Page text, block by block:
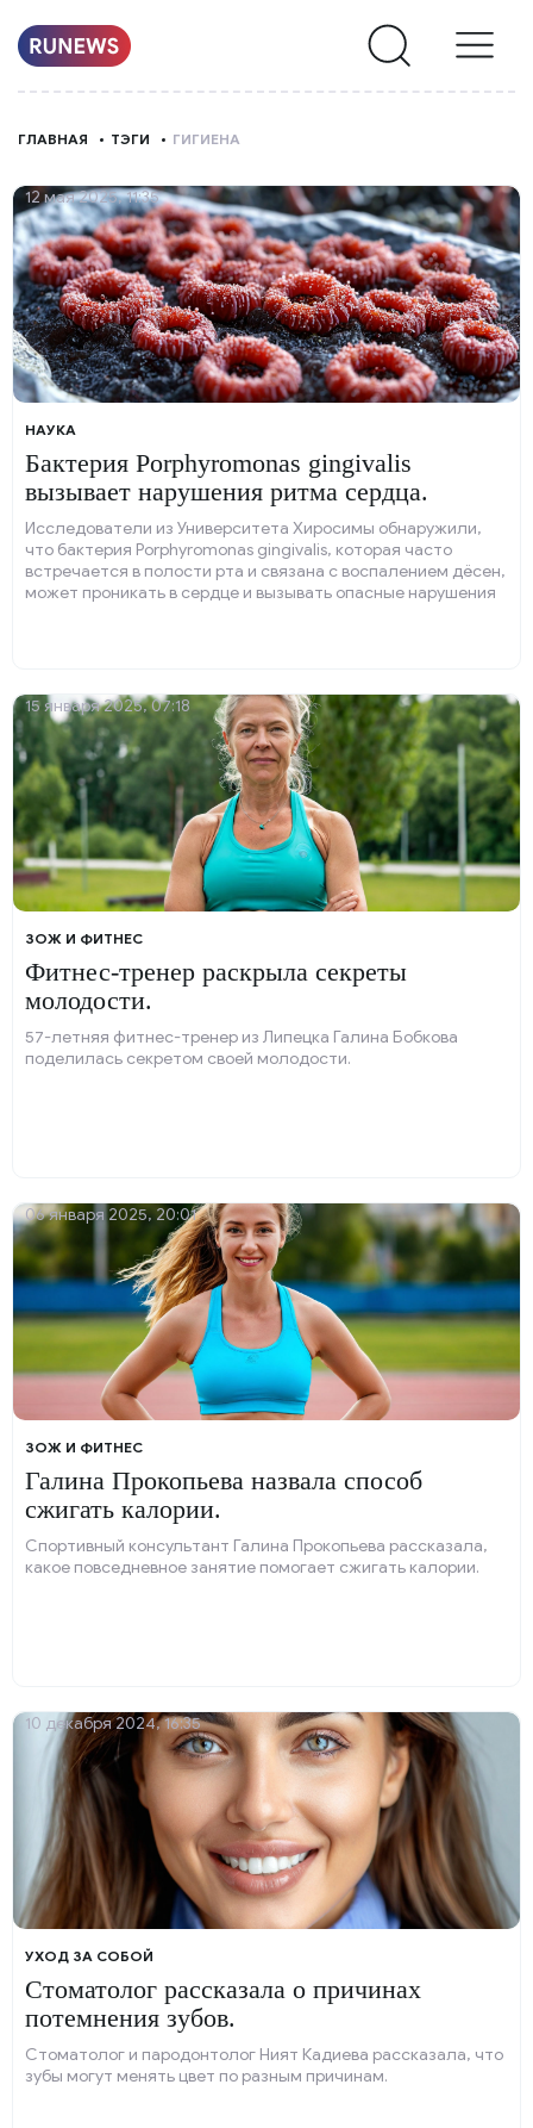
О
НАС
ГЛАВНАЯ ТЭГИ ГИГИЕНА
НАУКА
Бактерия Porphyromonas gingivalis
вызывает нарушения ритма сердца.
Исследователи из Университета Хиросимы обнаружили,
что бактерия Porphyromonas gingivalis, которая часто
встречается в полости рта и связана с воспалением дёсен,
может проникать в сердце и вызывать опасные нарушения
12 мая 2025, 11:35
ЗОЖ И ФИТНЕС
Фитнес-тренер раскрыла секреты
молодости.
57-летняя фитнес-тренер из Липецка Галина Бобкова
поделилась секретом своей молодости.
15 января 2025, 07:18
ЗОЖ И ФИТНЕС
Галина Прокопьева назвала способ
сжигать калории.
Спортивный консультант Галина Прокопьева рассказала,
какое повседневное занятие помогает сжигать калории.
06 января 2025, 20:01
УХОД ЗА СОБОЙ
Стоматолог рассказала о причинах
потемнения зубов.
Стоматолог и пародонтолог Ният Кадиева рассказала, что
зубы могут менять цвет по разным причинам.
10 декабря 2024, 16:35